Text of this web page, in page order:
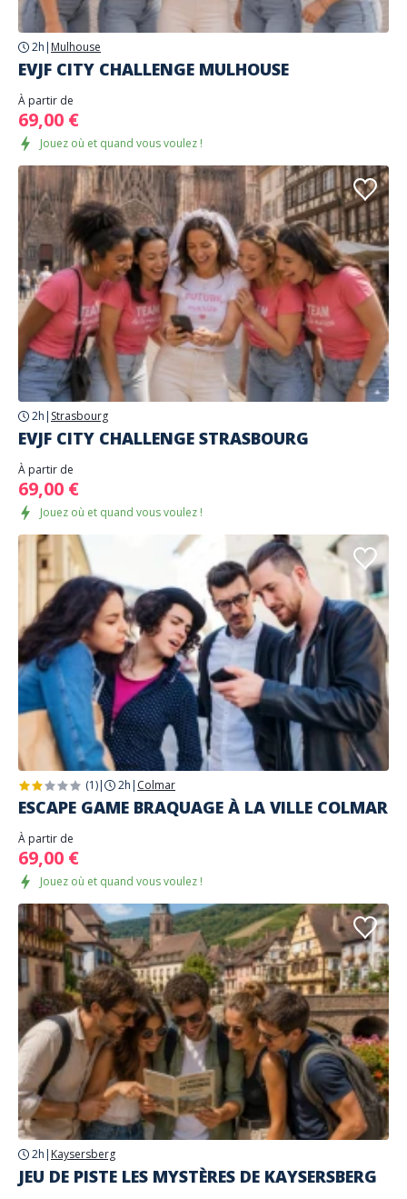
2h | Mulhouse
EVJF CITY CHALLENGE MULHOUSE
À partir de
69,00 €
Jouez où et quand vous voulez !
2h | Strasbourg
EVJF CITY CHALLENGE STRASBOURG
À partir de
69,00 €
Jouez où et quand vous voulez !
(1)| 2h | Colmar
ESCAPE GAME BRAQUAGE À LA VILLE COLMAR
À partir de
69,00 €
Jouez où et quand vous voulez !
2h | Kaysersberg
JEU DE PISTE LES MYSTÈRES DE KAYSERSBERG